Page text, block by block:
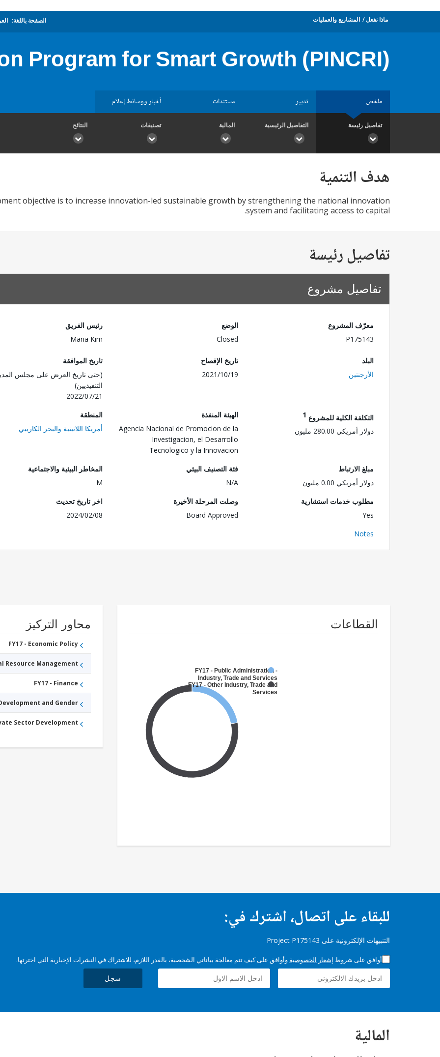
ماذا نفعل المشاريع والعمليات الصفحة باللغة:
Program for Smart Growth (PINCRI)
ملخص تدبير مستندات أخبار ووسائط إعلام
تفاصيل رئيسة التفاصيل الرئيسية المالية تصنيفات النتائج
هدف التنمية
objective is to increase innovation-led sustainable growth by strengthening the national innovation
system and facilitating access to capital.
تفاصيل رئيسة
تفاصيل مشروع
معرّف المشروع
P175143
الوضع
Closed
رئيس الفريق
Maria Kim
البلد
الأرجنتين
تاريخ الإفصاح
2021/10/19
تاريخ الموافقة
(حتى تاريخ العرض على مجلس
التنفيذيين)
2022/07/21
التكلفة الكلية للمشروع 1
دولار أمريكي 280.00 مليون
الهيئة المنفذة
Agencia Nacional de Promocion de la
Investigacion, el Desarrollo
Tecnologico y la Innovacion
المنطقة
أمريكا اللاتينية والبحر الكاريبي
مبلغ الارتباط
دولار أمريكي 0.00 مليون
فئة التصنيف البيئي
N/A
المخاطر البيئية والاجتماعية
M
مطلوب خدمات استشارية
Yes
وصلت المرحلة الأخيرة
Board Approved
اخر تاريخ تحديث
2024/02/08
Notes
القطاعات
FY17 - Public Administration -
Industry, Trade and Services
FY17 - Other Industry, Trade and
Services
محاور التركيز
FY17 - Economic Policy
Resource Management
FY17 - Finance
and Gender
Sector Development
للبقاء على اتصال، اشترك في:
التنبيهات الإلكترونية على Project P175143
أوافق على شروط إشعار الخصوصية وأوافق على كيف تتم معالجة بياناتي الشخصية، بالقدر اللازم، للاشتراك في النشرات الإخبارية التي اخترتها.
سجل
المالية